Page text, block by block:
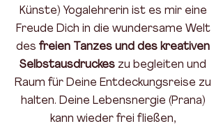
Künste) Yogalehrerin ist es mir eine
Freude Dich in die wundersame Welt
des freien Tanzes und des kreativen
Selbstausdruckes zu begleiten und
Raum für Deine Entdeckungsreise zu
halten. Deine Lebensnergie (Prana)
kann wieder frei fließen,